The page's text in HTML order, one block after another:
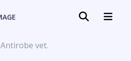
Antirobe vet.